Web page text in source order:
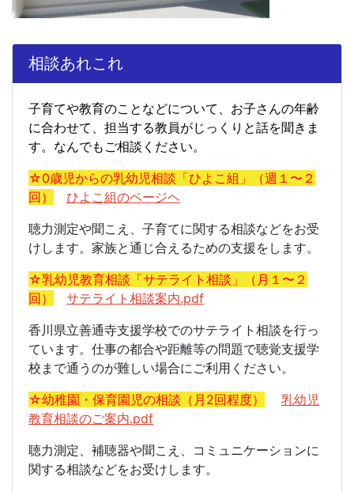
相談あれこれ
子育てや教育のことなどについて、お子さんの年齢
に合わせて、担当する教員がじっくりと話を聞きま
す。なんでもご相談ください。
☆0歳児からの乳幼児相談「ひよこ組」（週１〜２
回）
ひよこ組のページヘ
聴力測定や聞こえ、子育てに関する相談などをお受
けします。家族と通じ合えるための支援をします。
☆乳幼児教育相談「サテライト相談」（月１〜２
回）
サテライト相談案内.pdf
香川県立善通寺支援学校でのサテライト相談を行っ
ています。仕事の都合や距離等の問題で聴覚支援学
校まで通うのが難しい場合にご利用ください。
☆幼稚園・保育園児の相談（月2回程度）
乳幼児
教育相談のご案内.pdf
聴力測定、補聴器や聞こえ、コミュニケーションに
関する相談などをお受けします。